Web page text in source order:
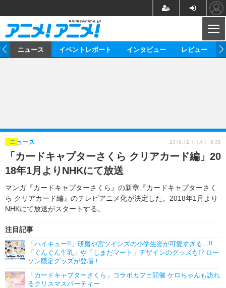
ゲーム グッズ
イベント
海外イベント ビジネス
俳優・タレント アーティスト
ビジネス
アニメ 実写
書評
ゲーム 座談会
動画
アニメ！アニメ！TV ABEMA Cafe
ニュース イベントレポート インタビュー レビュー
「カードキャプターさくら クリアカード編」20
18年1月よりNHKにて放送
マンガ『カードキャプターさくら』の新章『カードキャプターさく
ら クリアカード編』のテレビアニメ化が決定した。2018年1月より
NHKにて放送がスタートする。
ニュース
注目記事
「ハイキュー!!」研磨や宮ツインズの小学生姿が可愛すぎる…!!
「ぐんぐん牛乳」や「しまだマート」デザインのグッズも!? ロー
ソン限定グッズが登場！
「カードキャプターさくら」コラボカフェ開催 ケロちゃんも訪れ
るクリスマスパーティー
2016.12.1（木） 9:36